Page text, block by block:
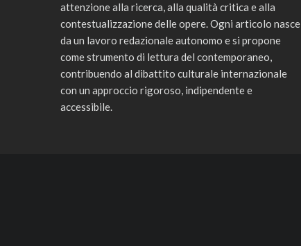
attenzione alla ricerca, alla qualità critica e alla
contestualizzazione delle opere. Ogni articolo nasce
da un lavoro redazionale autonomo e si propone
come strumento di lettura del contemporaneo,
contribuendo al dibattito culturale internazionale
con un approccio rigoroso, indipendente e
accessibile.